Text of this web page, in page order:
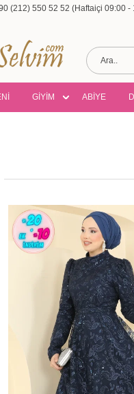
(212) 550 52 52 (Haftaiçi 09:00
GİYİM ABİYE